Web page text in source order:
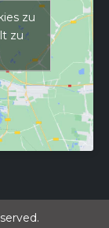
zu
zu